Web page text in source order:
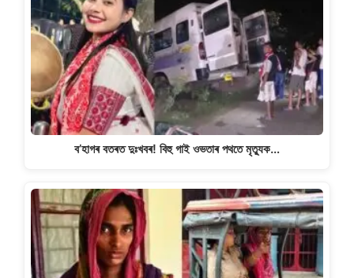
p
p
o
o
k
m
n
k
ব’হাগৰ বতৰত দুঃখবৰ! বিহু গাই ওভতাৰ পথতে মৃত্যুক…